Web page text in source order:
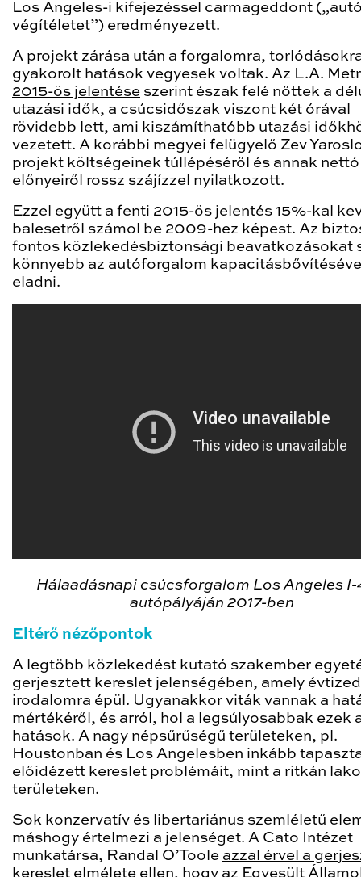
Los Angeles-i kifejezéssel carmageddont
végítéletet”) eredményezett.
A projekt zárása után a forgalomra,
gyakorolt hatások vegyesek voltak. Az L.A.
2015-ös jelentése szerint észak felé nőttek a
utazási idők, a csúcsidőszak viszont két órával
rövidebb lett, ami kiszámíthatóbb utazási
vezetett. A korábbi megyei felügyelő Zev
projekt költségeinek túllépéséről és annak nettó
előnyeiről rossz szájízzel nyilatkozott.
Ezzel együtt a fenti 2015-ös jelentés 15%-kal
balesetről számol be 2009-hez képest. Az
fontos közlekedésbiztonsági beavatkozásokat
könnyebb az autóforgalom
eladni.
Hálaadásnapi csúcsforgalom Los Angeles
autópályáján 2017-ben
Eltérő nézőpontok
A legtöbb közlekedést kutató szakember
gerjesztett kereslet jelenségében, amely
irodalomra épül. Ugyanakkor viták vannak a
mértékéről, és arról, hol a legsúlyosabbak ezek
hatások. A nagy népsűrűségű területeken, pl.
Houstonban és Los Angelesben inkább
előidézett kereslet problémáit, mint a ritkán
területeken.
Sok konzervatív és libertariánus szemléletű
máshogy értelmezi a jelenséget. A Cato Intézet
munkatársa, Randal O’Toole azzal érvel a